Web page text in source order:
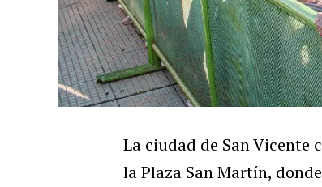
La ciudad de San Vicente
la Plaza San Martín,